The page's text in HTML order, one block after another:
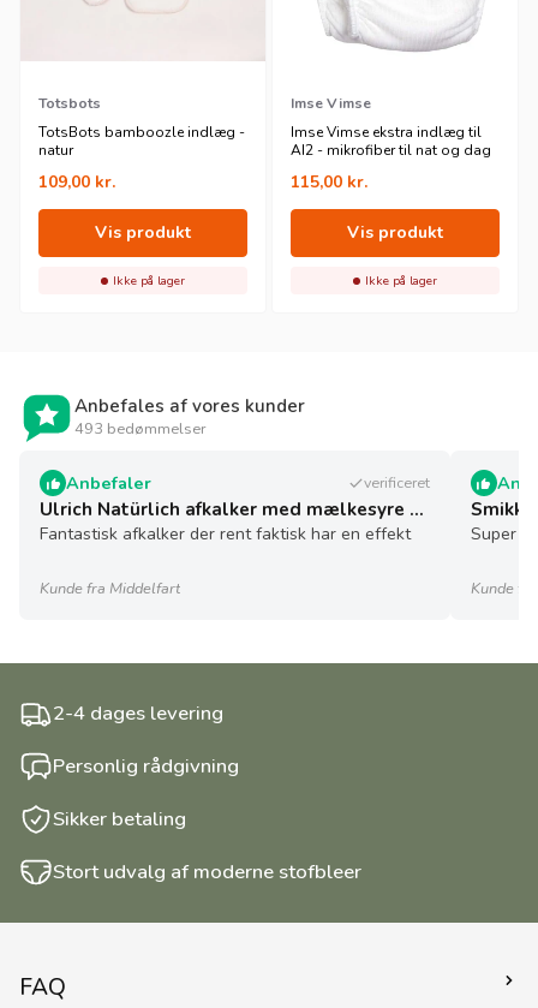
Totsbots
TotsBots bamboozle indlæg -
natur
109,00 kr.
Vis produkt
Ikke på lager
Imse Vimse
Imse Vimse ekstra indlæg til
AI2 - mikrofiber til nat og dag
115,00 kr.
Vis produkt
Ikke på lager
Anbefales af vores kunder
493 bedømmelser
Anbefaler verificeret
Ulrich Natürlich afkalker med mælkesyre - 5 l - økologisk
Fantastisk afkalker der rent faktisk har en effekt
Kunde fra Middelfart
Super
Kunde
2-4 dages levering
Personlig rådgivning
Sikker betaling
Stort udvalg af moderne stofbleer
FAQ